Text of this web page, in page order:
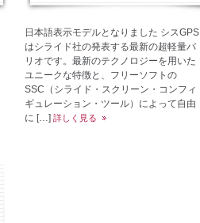
日本語表示モデルとなりました シスGPS
はシライド社の発表する最新の超軽量バ
リオです。最新のテクノロジーを用いた
ユニークな特徴と、フリーソフトの
SSC（シライド・スクリーン・コンフィ
ギュレーション・ツール）によって自由
に […] 詳しく見る